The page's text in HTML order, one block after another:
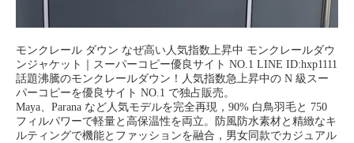
モンクレール ダウン なぜ高い人気指数上昇中 モンクレールダウ
ンジャケット｜スーパーコピー優良サイト NO.1 LINE ID:hxp1111
話題沸騰のモンクレールダウン！人気指数急上昇中の N 級スー
パーコピーを優良サイト NO.1 で独占販売。
Maya、Parana など人気モデルを完全再現，90% 白鳥羽毛と 750
フィルパワーで軽量と高保温性を両立。防風防水素材と精緻なキ
ルティングで機能とファッションを融合，男女同款でカジュアル